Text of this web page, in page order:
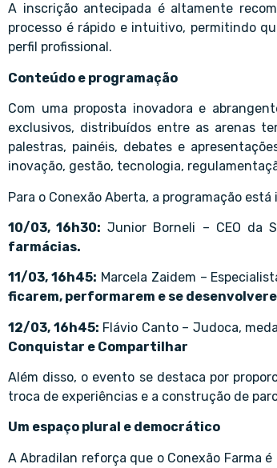
A inscrição antecipada é altamente
processo é rápido e intuitivo, permitindo
perfil profissional.
Conteúdo e programação
Com uma proposta inovadora e
exclusivos, distribuídos entre as arenas
palestras, painéis, debates e
inovação, gestão, tecnologia,
Para o Conexão Aberta, a programação está
10/03, 16h30: Junior Borneli – CEO da
farmácias.
11/03, 16h45: Marcela Zaidem –
ficarem, performarem e se
12/03, 16h45: Flávio Canto – Judoca,
Conquistar e Compartilhar
Além disso, o evento se destaca por
troca de experiências e a construção de
Um espaço plural e democrático
A Abradilan reforça que o Conexão Farma